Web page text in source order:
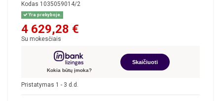
Kodas 1035059014/2
Yra prekyboje.
4 629,28 €
Su mokesčiais
Kokia būtų įmoka?
Skaičiuoti
Pristatymas 1 - 3 d.d.